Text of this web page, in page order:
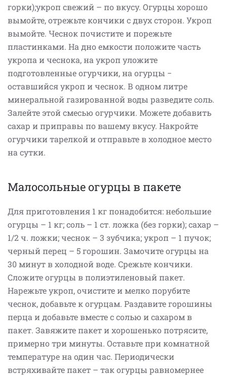
горки);укроп свежий – по вкусу. Огурцы хорошо
вымойте, отрежьте кончики с двух сторон. Укроп
вымойте. Чеснок почистите и порежьте
пластинками. На дно емкости положите часть
укропа и чеснока, на укроп уложите
подготовленные огурчики, на огурцы −
оставшийся укроп и чеснок. В одном литре
минеральной газированной воды разведите соль.
Залейте этой смесью огурчики. Можете добавить
сахар и приправы по вашему вкусу. Накройте
огурчики тарелкой и отправьте в холодное место
на сутки.
Малосольные огурцы в пакете
Для приготовления 1 кг понадобится: небольшие
огурцы – 1 кг; соль – 1 ст. ложка (без горки); сахар –
1/2 ч. ложки; чеснок – 3 зубчика; укроп – 1 пучок;
черный перец – 5 горошин. Замочите огурцы на
30 минут в холодной воде. Срежьте кончики.
Сложите огурцы в полиэтиленовый пакет.
Нарежьте укроп, очистите и мелко порубите
чеснок, добавьте к огурцам. Раздавите горошины
перца и добавьте вместе с солью и сахаром в
пакет. Завяжите пакет и хорошенько потрясите,
примерно три минуты. Оставьте при комнатной
температуре на один час. Периодически
встряхивайте пакет – так огурцы равномернее